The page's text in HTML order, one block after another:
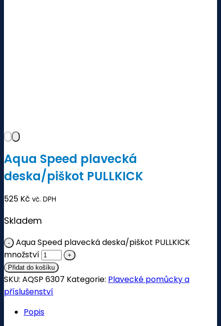
Aqua Speed plavecká
deska/piškot PULLKICK
525 Kč vč. DPH
Skladem
Aqua Speed plavecká deska/piškot PULLKICK
množství
Přidat do košíku
SKU: AQSP 6307 Kategorie: Plavecké pomůcky a
příslušenství
Popis